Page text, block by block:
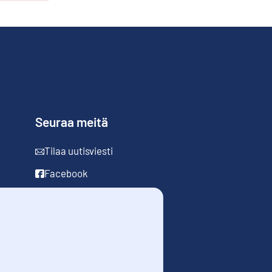
Seuraa meitä
Tilaa uutisviesti
Facebook